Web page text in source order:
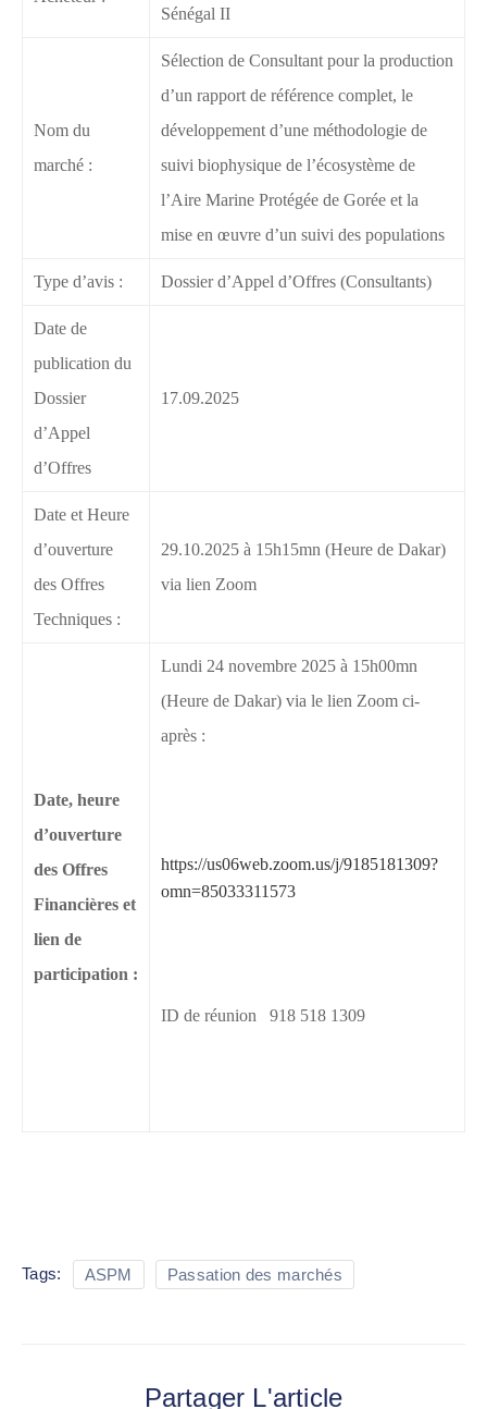
Sénégal II
Nom du
marché :
Sélection de Consultant pour la production
d’un rapport de référence complet, le
développement d’une méthodologie de
suivi biophysique de l’écosystème de
l’Aire Marine Protégée de Gorée et la
mise en œuvre d’un suivi des populations
Type d’avis : Dossier d’Appel d’Offres (Consultants)
Date de
publication du
Dossier
d’Appel
d’Offres
17.09.2025
Date et Heure
d’ouverture
des Offres
Techniques :
29.10.2025 à 15h15mn (Heure de Dakar)
via lien Zoom
Date, heure
d’ouverture
des Offres
Financières et
lien de
participation :
Lundi 24 novembre 2025 à 15h00mn
(Heure de Dakar) via le lien Zoom ci-
après :
https://us06web.zoom.us/j/9185181309?
omn=85033311573
ID de réunion 918 518 1309
Tags: ASPM Passation des marchés
Partager L'article